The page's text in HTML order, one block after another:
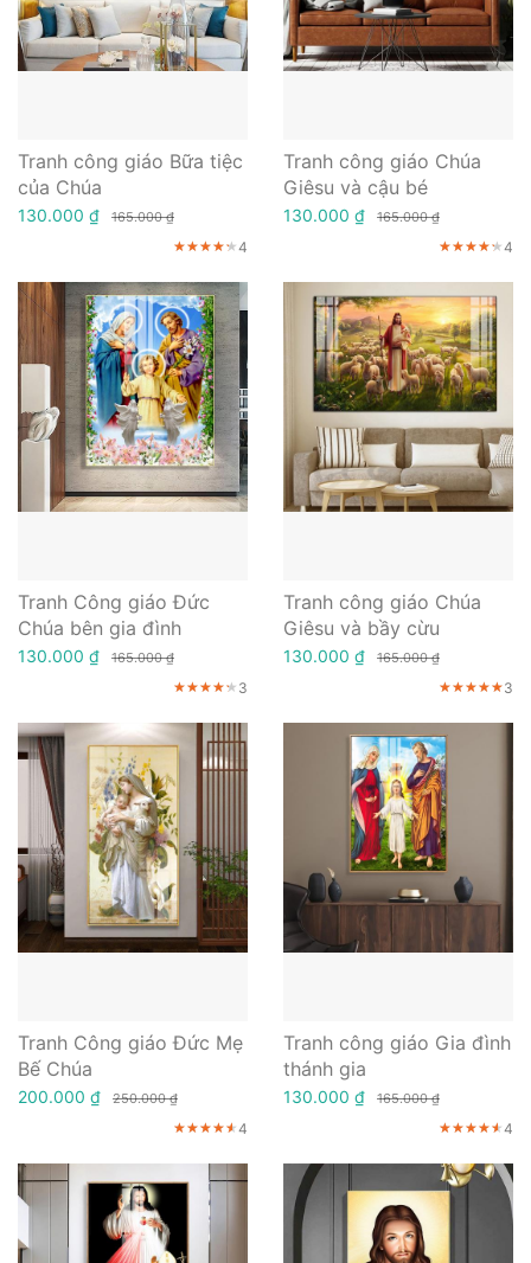
Tranh công giáo Bữa tiệc
của Chúa
130.000 ₫ 165.000 ₫
★★★★★
★★★★★
★★★★★4
Tranh công giáo Chúa
Giêsu và cậu bé
130.000 ₫ 165.000 ₫
★★★★★
★★★★★
★★★★★4
Tranh Công giáo Đức
Chúa bên gia đình
130.000 ₫ 165.000 ₫
★★★★★
★★★★★
★★★★★ 3
Tranh công giáo Chúa
Giêsu và bầy cừu
130.000 ₫ 165.000 ₫
★★★★★
★★★★★
★★★★★3
Tranh Công giáo Đức Mẹ
Bế Chúa
200.000 ₫ 250.000 ₫
★★★★★
★★★★★
★★★★★4
Tranh công giáo Gia đình
thánh gia
130.000 ₫ 165.000 ₫
★★★★★
★★★★★
★★★★★4